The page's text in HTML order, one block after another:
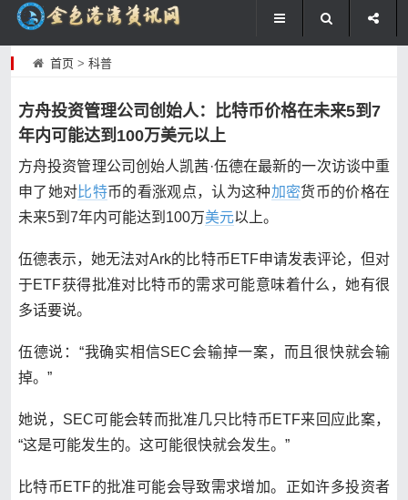
首页 >科普
方舟投资管理公司创始人：比特币价格在未来5到7
年内可能达到100万美元以上
方舟投资管理公司创始人凯茜·伍德在最新的一次访谈中重
申了她对比特币的看涨观点，认为这种加密货币的价格在
未来5到7年内可能达到100万美元以上。
伍德表示，她无法对Ark的比特币ETF申请发表评论，但对
于ETF获得批准对比特币的需求可能意味着什么，她有很
多话要说。
伍德说：“我确实相信SEC会输掉一案，而且很快就会输
掉。”
她说，SEC可能会转而批准几只比特币ETF来回应此案，
“这是可能发生的。这可能很快就会发生。”
比特币ETF的批准可能会导致需求增加。正如许多投资者